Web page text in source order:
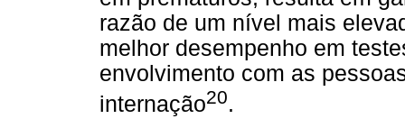
razão de um nível mais
melhor desempenho em
envolvimento com as
internação20.